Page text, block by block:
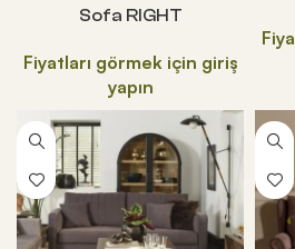
Sofa RIGHT